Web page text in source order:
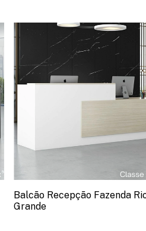
Balcão Recepção Fazenda
Grande